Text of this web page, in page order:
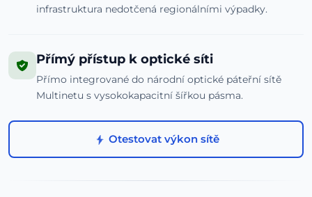
infrastruktura nedotčená regionálními výpadky.
Přímý přístup k optické síti
Přímo integrované do národní optické páteřní sítě
Multinetu s vysokokapacitní šířkou pásma.
Otestovat výkon sítě